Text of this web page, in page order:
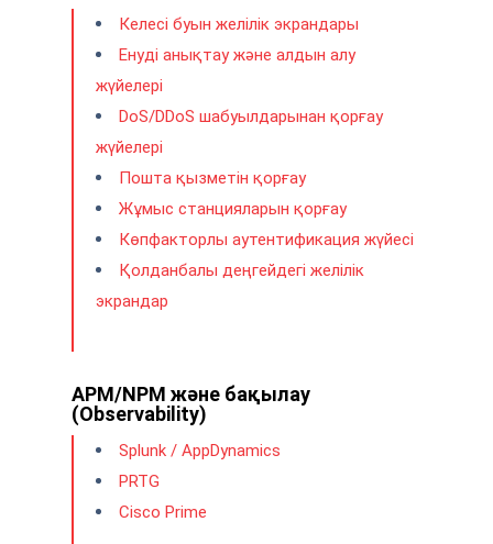
Келесі буын желілік экрандары
Енуді анықтау және алдын алу
жүйелері
DoS/DDoS шабуылдарынан қорғау
жүйелері
Пошта қызметін қорғау
Жұмыс станцияларын қорғау
Көпфакторлы аутентификация жүйесі
Қолданбалы деңгейдегі желілік
экрандар
APM/NPM және бақылау
(Observability)
Splunk / AppDynamics
PRTG
Cisco Prime